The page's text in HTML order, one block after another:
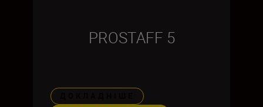
PROSTAFF 5